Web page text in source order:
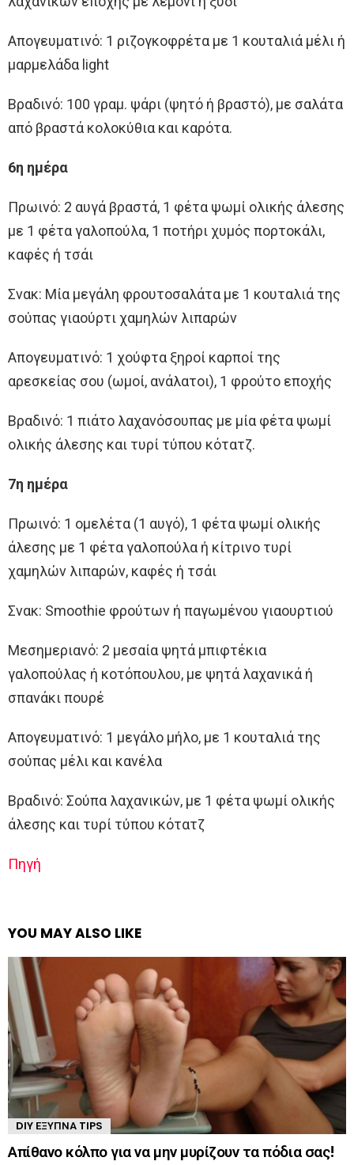
Απογευματινό: 1 ριζογκοφρέτα με 1 κουταλιά μέλι ή
μαρμελάδα light
Βραδινό: 100 γραμ. ψάρι (ψητό ή βραστό), με σαλάτα
από βραστά κολοκύθια και καρότα.
6η ημέρα
Πρωινό: 2 αυγά βραστά, 1 φέτα ψωμί ολικής άλεσης
με 1 φέτα γαλοπούλα, 1 ποτήρι χυμός πορτοκάλι,
καφές ή τσάι
Σνακ: Μία μεγάλη φρουτοσαλάτα με 1 κουταλιά της
σούπας γιαούρτι χαμηλών λιπαρών
Απογευματινό: 1 χούφτα ξηροί καρποί της
αρεσκείας σου (ωμοί, ανάλατοι), 1 φρούτο εποχής
Βραδινό: 1 πιάτο λαχανόσουπας με μία φέτα ψωμί
ολικής άλεσης και τυρί τύπου κότατζ.
7η ημέρα
Πρωινό: 1 ομελέτα (1 αυγό), 1 φέτα ψωμί ολικής
άλεσης με 1 φέτα γαλοπούλα ή κίτρινο τυρί
χαμηλών λιπαρών, καφές ή τσάι
Σνακ: Smoothie φρούτων ή παγωμένου γιαουρτιού
Μεσημεριανό: 2 μεσαία ψητά μπιφτέκια
γαλοπούλας ή κοτόπουλου, με ψητά λαχανικά ή
σπανάκι πουρέ
Απογευματινό: 1 μεγάλο μήλο, με 1 κουταλιά της
σούπας μέλι και κανέλα
Βραδινό: Σούπα λαχανικών, με 1 φέτα ψωμί ολικής
άλεσης και τυρί τύπου κότατζ
Πηγή
YOU MAY ALSO LIKE
DIY ΈΞΥΠΝΑ TIPS
Απίθανο κόλπο για να μην μυρίζουν τα πόδια σας!